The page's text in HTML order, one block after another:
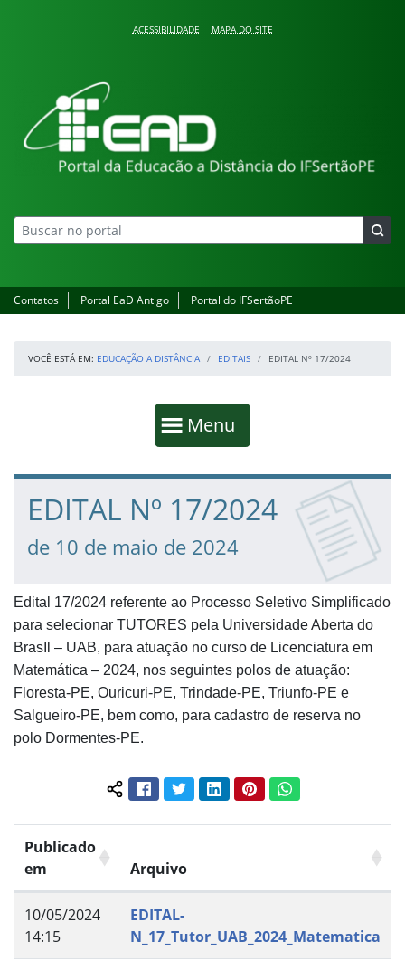
ACESSIBILIDADE MAPA DO SITE
Educação a Distância
Contatos Portal EaD Antigo Portal do IFSertãoPE
VOCÊ ESTÁ EM: EDUCAÇÃO A DISTÂNCIA EDITAIS EDITAL Nº 17/2024
Mostrar
Menu
Fim da navegação
Início do conteúdo
EDITAL Nº 17/2024
de 10 de maio de 2024
Edital 17/2024 referente ao Processo Seletivo Simplificado
para selecionar TUTORES pela Universidade Aberta do
BrasIl – UAB, para atuação no curso de Licenciatura em
Matemática – 2024, nos seguintes polos de atuação:
Floresta-PE, Ouricuri-PE, Trindade-PE, Triunfo-PE e
Salgueiro-PE, bem como, para cadastro de reserva no
polo Dormentes-PE.
Compartilhar conteúdo:
FacebookTwitterLinkedInPinterestWhatsApp
Publicado
em
Arquivo
10/05/2024
14:15
EDITAL-
N_17_Tutor_UAB_2024_Matematica